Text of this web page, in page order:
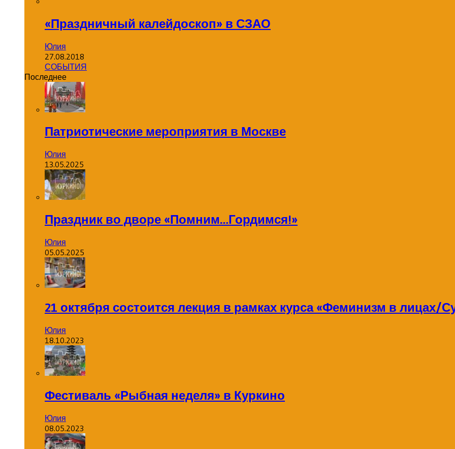
«Праздничный калейдоскоп» в СЗАО
Юлия
27.08.2018
СОБЫТИЯ
Последнее
Патриотические мероприятия в Москве
Юлия
13.05.2025
Праздник во дворе «Помним…Гордимся!»
Юлия
05.05.2025
21 октября состоится лекция в рамках курса «Феминизм в лицах/
Юлия
18.10.2023
Фестиваль «Рыбная неделя» в Куркино
Юлия
08.05.2023